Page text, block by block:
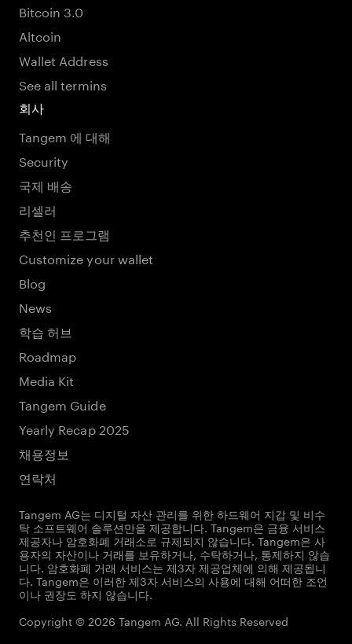
Bitcoin 3.0
Altcoin
Wallet Address
See all termins
회사
Tangem 에 대해
Security
국제 배송
리셀러
추천인 프로그램
Customize your wallet
Blog
News
학습 허브
Roadmap
Media Kit
Tangem Guide
Yearly Recap 2025
채용정보
연락처
Tangem AG는 디지털 자산 관리를 위한 하드웨어 지갑 및 비수
탁 소프트웨어 솔루션만을 제공합니다. Tangem은 금융 서비스
제공자나 암호화폐 거래소로 규제되지 않습니다. Tangem은 사
용자의 자산이나 거래를 보유하거나, 수탁하거나, 통제하지 않습
니다. 암호화폐 거래 서비스는 제3자 제공업체에 의해 제공됩니
다. Tangem은 이러한 제3자 서비스의 사용에 대해 어떠한 조언
이나 권장도 하지 않습니다.